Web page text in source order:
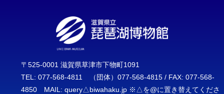
〒525-0001 滋賀県草津市下物町1091
TEL: 077-568-4811 （団体）077-568-4815 / FAX: 077-568-
4850 MAIL: query△biwahaku.jp ※△を@に置き替えてくださ